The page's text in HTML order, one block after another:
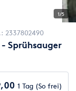
1/5
2337802490
Sprühsauger
1 Tag (So frei)